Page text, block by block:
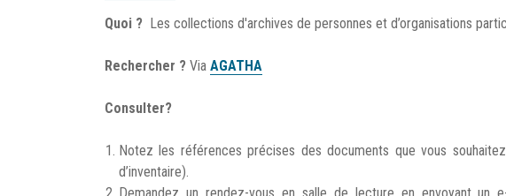
Quoi ? Les collections d'archives de personnes et d’organisations
Rechercher ? Via AGATHA
Consulter?
Notez les références précises des documents que vous
d’inventaire).